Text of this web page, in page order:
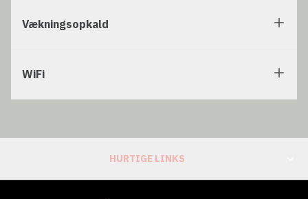
Vækningsopkald
WiFi
HURTIGE LINKS